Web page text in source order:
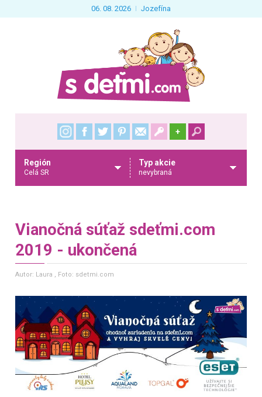
06. 08. 2026 Jozefína
+
Región
Celá SR
Typ akcie
nevybraná
Vianočná súťaž sdeťmi.com
2019 - ukončená
Autor: Laura , Foto: sdetmi.com